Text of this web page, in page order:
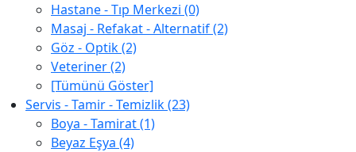
Hastane - Tıp Merkezi (0)
Masaj - Refakat - Alternatif (2)
Göz - Optik (2)
Veteriner (2)
[Tümünü Göster]
Servis - Tamir - Temizlik (23)
Boya - Tamirat (1)
Beyaz Eşya (4)